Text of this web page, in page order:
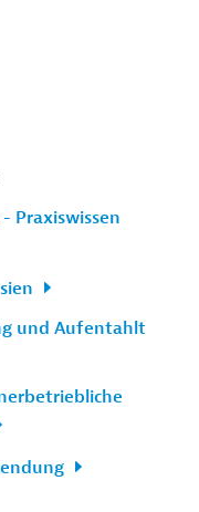
Praxiswissen
und Aufentahlt